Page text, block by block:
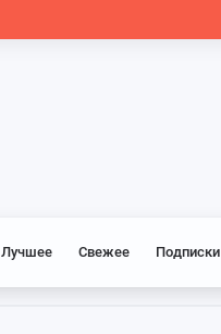
Лучшее Свежее Подписки